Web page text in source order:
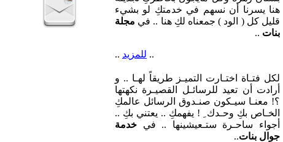
هنا يسرنا أن نسهم في خدمتكِ لو بشيء
قليل كل ( الود ) جمعناه لكِ هنا .. في مجلة
بنات ..
.. للمزيد ..
لكل فتـاة اختـارت التميـز طريقاً لهـا .. و
أرادت أن تعيد للرسائـل القصيـرة نكهتها
؟! معنـا سيـكون صنـدوق الرسائل عالمكِ
الخـاص بكِ وحـدك ِ ! يفهمكِ .. يعتني بكِ ..
أجواء ساحـرة ستـعيشينها .. في خدمة
جوال بنات..